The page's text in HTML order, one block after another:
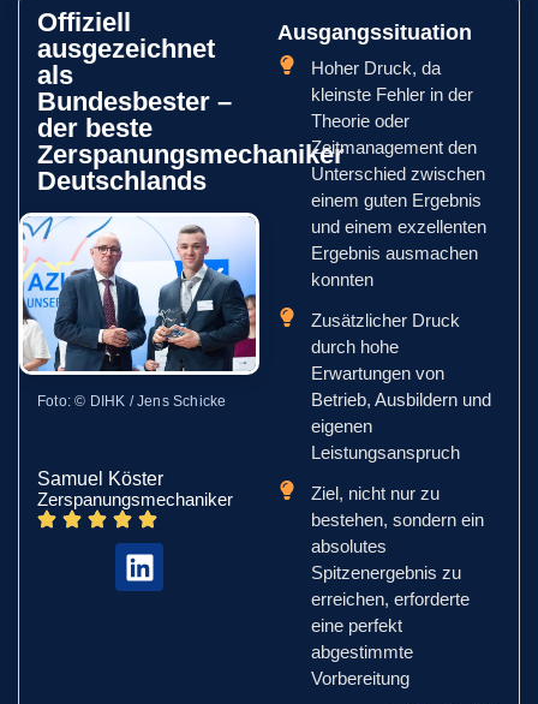
Offiziell
ausgezeichnet
als
Bundesbester –
der beste
Zerspanungsmechaniker
Deutschlands
Foto: © DIHK / Jens Schicke
Samuel Köster
Zerspanungsmechaniker
Ausgangssituation
Hoher Druck, da
kleinste Fehler in der
Theorie oder
Zeitmanagement den
Unterschied zwischen
einem guten Ergebnis
und einem exzellenten
Ergebnis ausmachen
konnten
Zusätzlicher Druck
durch hohe
Erwartungen von
Betrieb, Ausbildern und
eigenen
Leistungsanspruch
Ziel, nicht nur zu
bestehen, sondern ein
absolutes
Spitzenergebnis zu
erreichen, erforderte
eine perfekt
abgestimmte
Vorbereitung